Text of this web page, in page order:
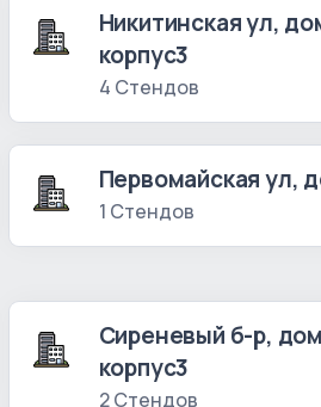
Никитинская ул,
корпус3
4 Стендов
Первомайская ул,
1 Стендов
Сиреневый б-р,
корпус3
2 Стендов